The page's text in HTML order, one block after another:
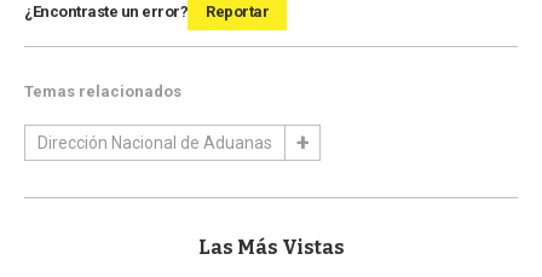
¿Encontraste un error? Reportar
Temas relacionados
Dirección Nacional de Aduanas
Las Más Vistas